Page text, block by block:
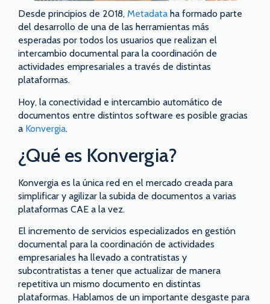
Desde principios de 2018, Metadata ha formado parte
del desarrollo de una de las herramientas más
esperadas por todos los usuarios que realizan el
intercambio documental para la coordinación de
actividades empresariales a través de distintas
plataformas.
Hoy, la conectividad e intercambio automático de
documentos entre distintos software es posible gracias
a Konvergia.
¿Qué es Konvergia?
Konvergia es la única red en el mercado creada para
simplificar y agilizar la subida de documentos a varias
plataformas CAE a la vez.
El incremento de servicios especializados en gestión
documental para la coordinación de actividades
empresariales ha llevado a contratistas y
subcontratistas a tener que actualizar de manera
repetitiva un mismo documento en distintas
plataformas. Hablamos de un importante desgaste para